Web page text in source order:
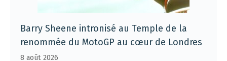
Barry Sheene intronisé au Temple de la
renommée du MotoGP au cœur de Londres
8 août 2026